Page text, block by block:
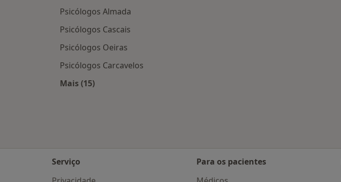
Psicólogos Almada
Psicólogos Cascais
Psicólogos Oeiras
Psicólogos Carcavelos
Mais (15)
Serviço
Para os pacientes